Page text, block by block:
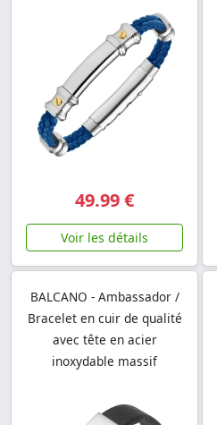
49.99 €
Voir les détails
BALCANO - Ambassador /
Bracelet en cuir de qualité
avec tête en acier
inoxydable massif